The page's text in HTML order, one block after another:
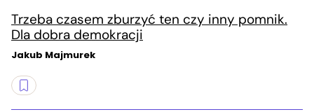
Trzeba czasem zburzyć ten czy inny pomnik.
Dla dobra demokracji
Jakub Majmurek